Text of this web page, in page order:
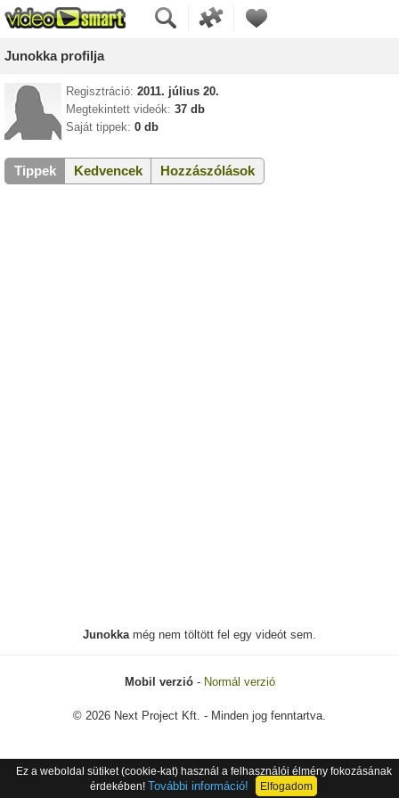
Junokka profilja
Regisztráció: 2011. július 20.
Megtekintett videók: 37 db
Saját tippek: 0 db
Tippek Kedvencek Hozzászólások
Junokkamég nem töltött fel egy videót sem.
Mobil verzió- Normál verzió
© 2026 Next Project Kft. - Minden jog fenntartva.
Ez a weboldal sütiket (cookie-kat) használ a felhasználói élmény fokozásának
érdekében! További információ! Elfogadom